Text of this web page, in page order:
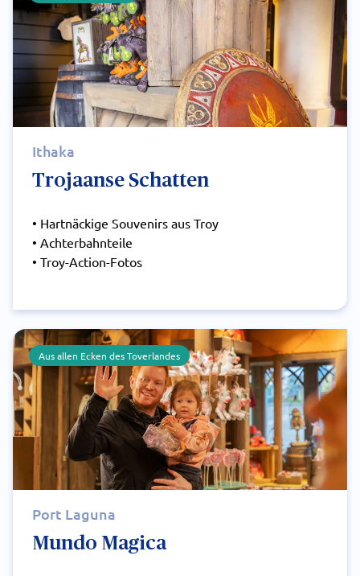
Ithaka
Trojaanse Schatten
• Hartnäckige Souvenirs aus Troy
• Achterbahnteile
• Troy-Action-Fotos
Aus allen Ecken des Toverlandes
Port Laguna
Mundo Magica